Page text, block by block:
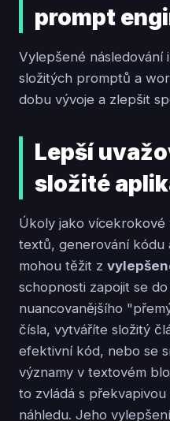
prompt
Vylepšené
složitých promptů a
dobu vývoje a zlepšit
Lepší
složité
Úkoly jako
textů, generování kódu
mohou těžit z
schopnosti zapojit se
nuancovanějšího
čísla, vytváříte složitý
efektivní kód, nebo se
významy v textovém
to zvládá s
náhledu. Jeho